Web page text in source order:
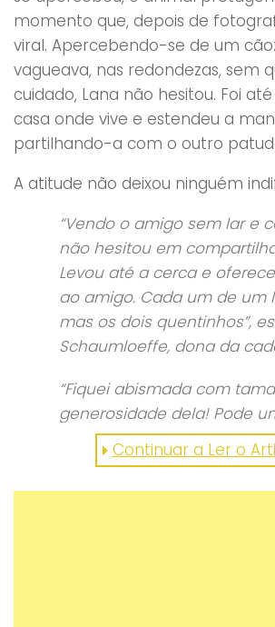
momento que, depois de
viral. Apercebendo-se de um
vagueava, nas redondezas, sem
cuidado, Lana não hesitou. Foi
casa onde vive e estendeu a
partilhando-a com o outro
A atitude não deixou ninguém
“Vendo o amigo sem lar e
não hesitou em
Levou até a cerca e
ao amigo. Cada um de um
mas os dois quentinhos”,
Schaumloeffe, dona da
“Fiquei abismada com
generosidade dela! Pode
mais solidário e racional do
nos dizemos humanos?
“Quantas vezes vemos um
Continuar a Ler o